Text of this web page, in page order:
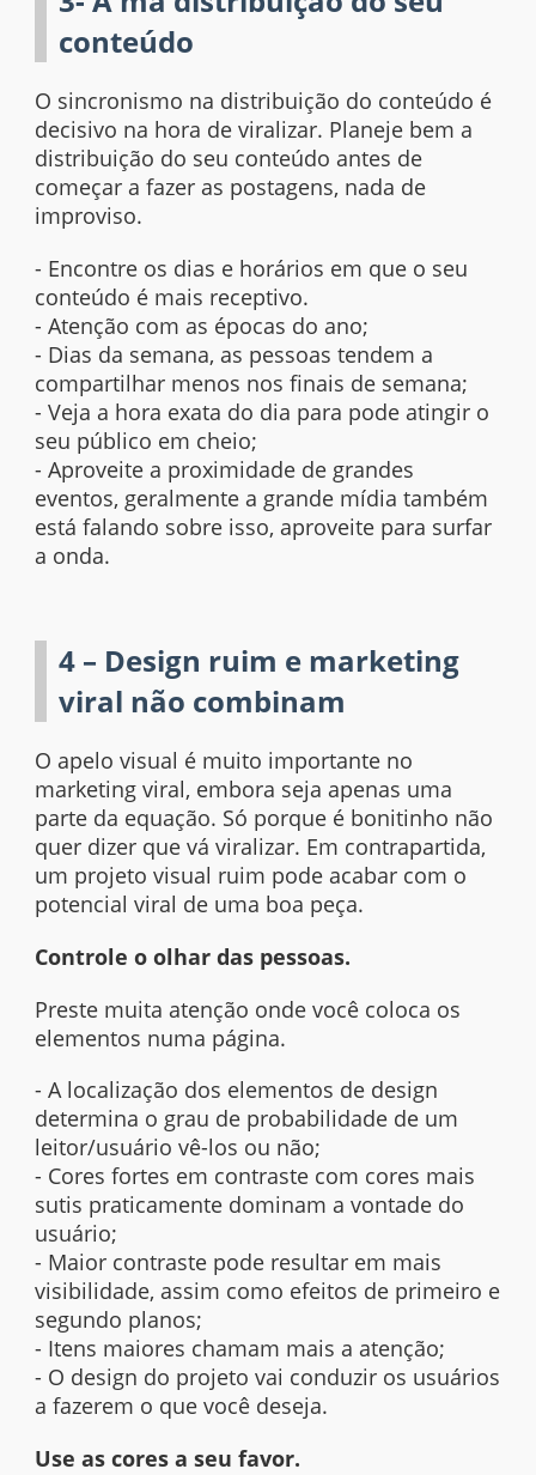
conteúdo
O sincronismo na distribuição do conteúdo é
decisivo na hora de viralizar. Planeje bem a
distribuição do seu conteúdo antes de
começar a fazer as postagens, nada de
improviso.
- Encontre os dias e horários em que o seu
conteúdo é mais receptivo.
- Atenção com as épocas do ano;
- Dias da semana, as pessoas tendem a
compartilhar menos nos finais de semana;
- Veja a hora exata do dia para pode atingir o
seu público em cheio;
- Aproveite a proximidade de grandes
eventos, geralmente a grande mídia também
está falando sobre isso, aproveite para surfar
a onda.
4 – Design ruim e marketing
viral não combinam
O apelo visual é muito importante no
marketing viral, embora seja apenas uma
parte da equação. Só porque é bonitinho não
quer dizer que vá viralizar. Em contrapartida,
um projeto visual ruim pode acabar com o
potencial viral de uma boa peça.
Controle o olhar das pessoas.
Preste muita atenção onde você coloca os
elementos numa página.
- A localização dos elementos de design
determina o grau de probabilidade de um
leitor/usuário vê-los ou não;
- Cores fortes em contraste com cores mais
sutis praticamente dominam a vontade do
usuário;
- Maior contraste pode resultar em mais
visibilidade, assim como efeitos de primeiro e
segundo planos;
- Itens maiores chamam mais a atenção;
- O design do projeto vai conduzir os usuários
a fazerem o que você deseja.
Use as cores a seu favor.